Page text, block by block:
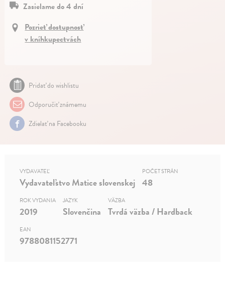
Zasielame do 4 dní
Pozrieť dostupnosť
v kníhkupectvách
Pridať do wishlistu
Odporučiť známemu
Zdielať na Facebooku
VYDAVATEĽ
Vydavateľstvo Matice slovenskej
POČET STRÁN
48
ROK VYDANIA
2019
JAZYK
Slovenčina
VÄZBA
Tvrdá väzba / Hardback
EAN
9788081152771